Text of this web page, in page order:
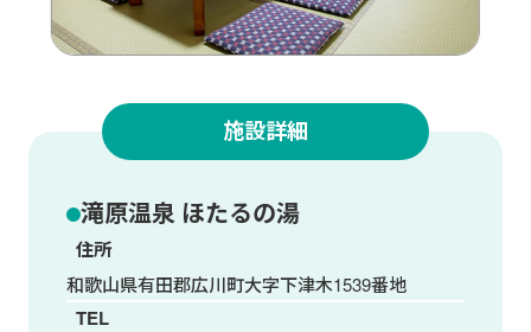
施設詳細
滝原温泉 ほたるの湯
住所
和歌山県有田郡広川町大字下津木1539番地
TEL